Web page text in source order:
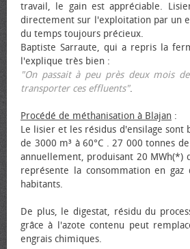
travail, le gain est appréciable.
directement sur l'exploitation par un
du temps toujours précieux.
Baptiste Sarraute, qui a repris la
l'explique très bien :
"On passait à peu près deux mois
transporter ces effluents".
Procédé de méthanisation à Blajan :
Le lisier et les résidus d'ensilage sont
de 3000 m³ à 60°C . 27 000 tonnes
annuellement, produisant 20 MWh(*)
représente la consommation en
habitants.
De plus, le digestat, résidu du
grâce à l'azote contenu peut
engrais chimiques.